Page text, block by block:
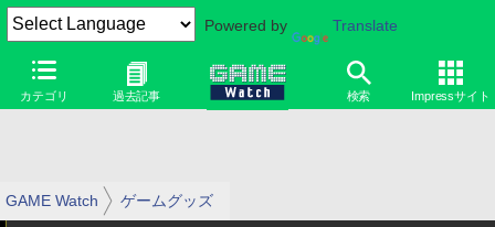
Powered by Translate
カテゴリ 過去記事 検索 Impressサイト
GAME Watch ゲームグッズ